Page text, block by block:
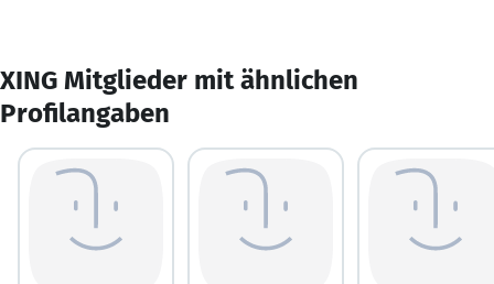
XING Mitglieder mit ähnlichen
Profilangaben